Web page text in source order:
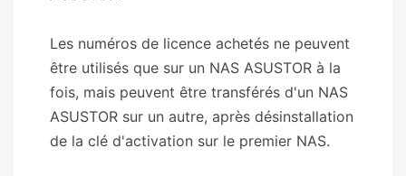
Les numéros de licence achetés ne peuvent
être utilisés que sur un NAS ASUSTOR à la
fois, mais peuvent être transférés d'un NAS
ASUSTOR sur un autre, après désinstallation
de la clé d'activation sur le premier NAS.